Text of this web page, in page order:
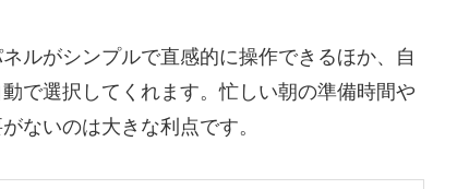
ルがシンプルで直感的に操作できるほか、自
で選択してくれます。忙しい朝の準備時間や
ないのは大きな利点です。